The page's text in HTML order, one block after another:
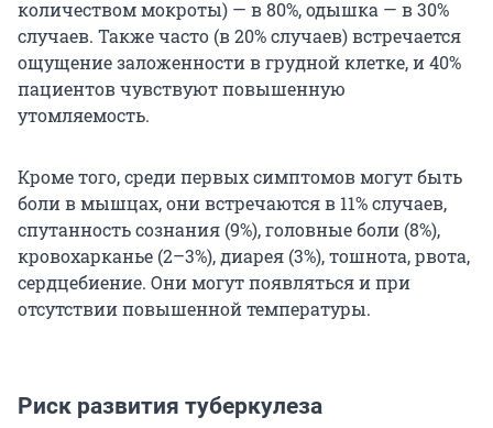
количеством мокроты) — в 80%, одышка — в 30%
случаев. Также часто (в 20% случаев) встречается
ощущение заложенности в грудной клетке, и 40%
пациентов чувствуют повышенную
утомляемость.
Кроме того, среди первых симптомов могут быть
боли в мышцах, они встречаются в 11% случаев,
спутанность сознания (9%), головные боли (8%),
кровохарканье (2–3%), диарея (3%), тошнота, рвота,
сердцебиение. Они могут появляться и при
отсутствии повышенной температуры.
Риск развития туберкулеза